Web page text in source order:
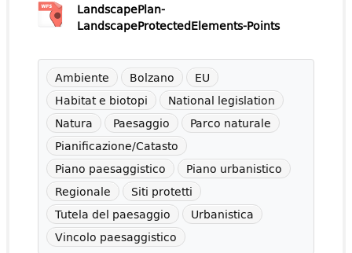
LandscapePlan-
LandscapeProtectedElements-Points
Ambiente Bolzano
EU
Habitat e biotopi
National legislation
Natura
Paesaggio
Parco naturale
Pianificazione/Catasto
Piano paesaggistico
Piano urbanistico
Regionale
Siti protetti
Tutela del paesaggio
Urbanistica
Vincolo paesaggistico